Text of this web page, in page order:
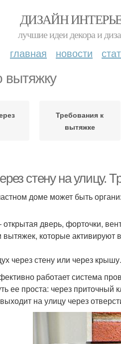
ДИЗАЙН
лучшие идеи декора и
главная новости
вытяжку
Требования к
вытяжке
стену на улицу.
доме может быть
открытая дверь, форточки,
вытяжек, которые
через стену или через крышу.
работает система
ее проста: через приточный
на улицу через